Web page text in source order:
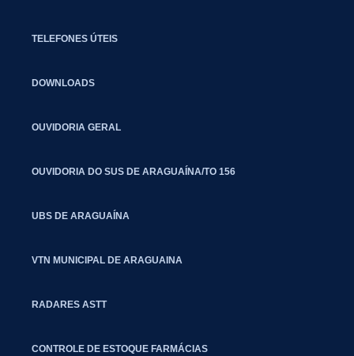
TELEFONES ÚTEIS
DOWNLOADS
OUVIDORIA GERAL
OUVIDORIA DO SUS DE ARAGUAÍNA/TO 156
UBS DE ARAGUAÍNA
VTN MUNICIPAL DE ARAGUAINA
RADARES ASTT
CONTROLE DE ESTOQUE FARMÁCIAS